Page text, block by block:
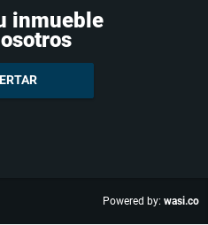
inmueble
Powered by: wasi.co